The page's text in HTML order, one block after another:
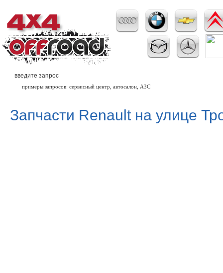
примеры запросов: сервисный центр, автосалон, АЗС
Запчасти Renault на улице